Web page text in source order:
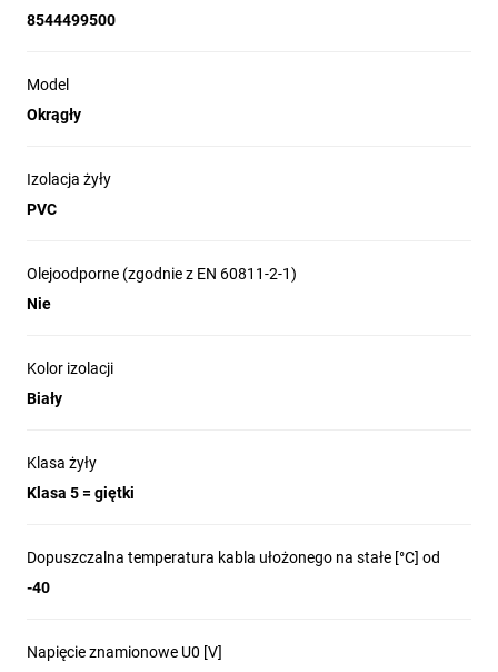
8544499500
Model
Okrągły
Izolacja żyły
PVC
Olejoodporne (zgodnie z EN 60811-2-1)
Nie
Kolor izolacji
Biały
Klasa żyły
Klasa 5 = giętki
Dopuszczalna temperatura kabla ułożonego na stałe [°C] od
-40
Napięcie znamionowe U0 [V]